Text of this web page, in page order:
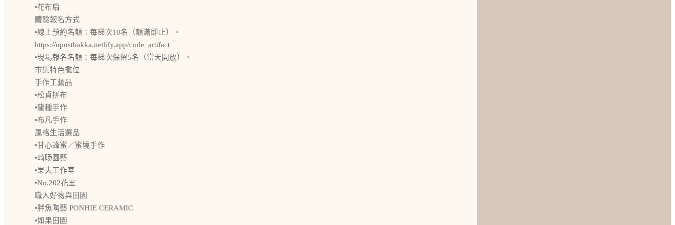
•花布扇
體驗報名方式
•線上預約名額：每梯次10名（額滿即止）。
https://npusthakka.netlify.app/code_artifact
•現場報名名額：每梯次保留5名（當天開放）。
市集特色攤位
手作工藝品
•松貞拼布
•龍種手作
•布凡手作
風格生活選品
•甘心蜂蜜／蜜境手作
•崎旸園藝
•果夫工作室
•No.202花室
職人好物與田園
•胖魚陶藝 PONHIE CERAMIC
•如果田園